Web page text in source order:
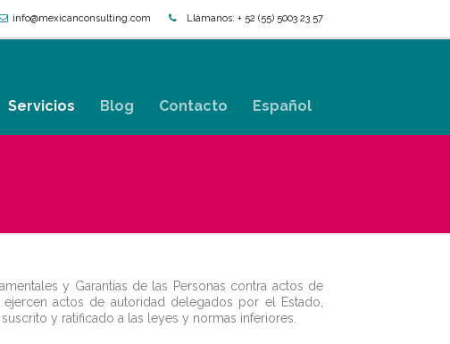
info@mexicanconsulting.com Llámanos: + 52 (55) 5003 23 57
Servicios Blog Contacto Español
y Garantías de las Personas contra actos de
actos de autoridad delegados por el Estado,
y ratificado a las leyes y normas inferiores.